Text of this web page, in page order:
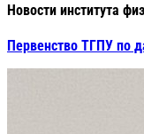
Новости института
Первенство ТГПУ по